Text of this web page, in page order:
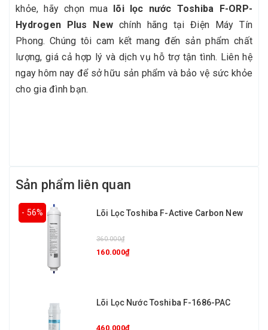
khỏe, hãy chọn mua lõi lọc nước Toshiba F-ORP-
Hydrogen Plus New chính hãng tại Điện Máy Tín
Phong. Chúng tôi cam kết mang đến sản phẩm chất
lượng, giá cả hợp lý và dịch vụ hỗ trợ tận tình. Liên hệ
ngay hôm nay để sở hữu sản phẩm và bảo vệ sức khỏe
cho gia đình bạn.
Sản phẩm liên quan
- 56% Lõi Lọc Toshiba F-Active Carbon New
360.000₫
160.000₫
Lõi Lọc Nước Toshiba F-1686-PAC
460.000₫